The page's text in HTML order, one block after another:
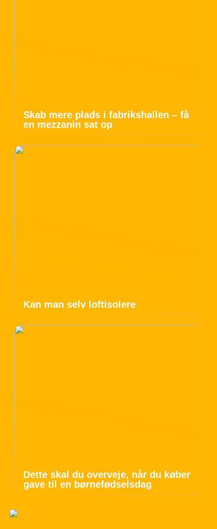
Skab mere plads i fabrikshallen – få
en mezzanin sat op
Kan man selv loftisolere
Dette skal du overveje, når du køber
gave til en børnefødselsdag